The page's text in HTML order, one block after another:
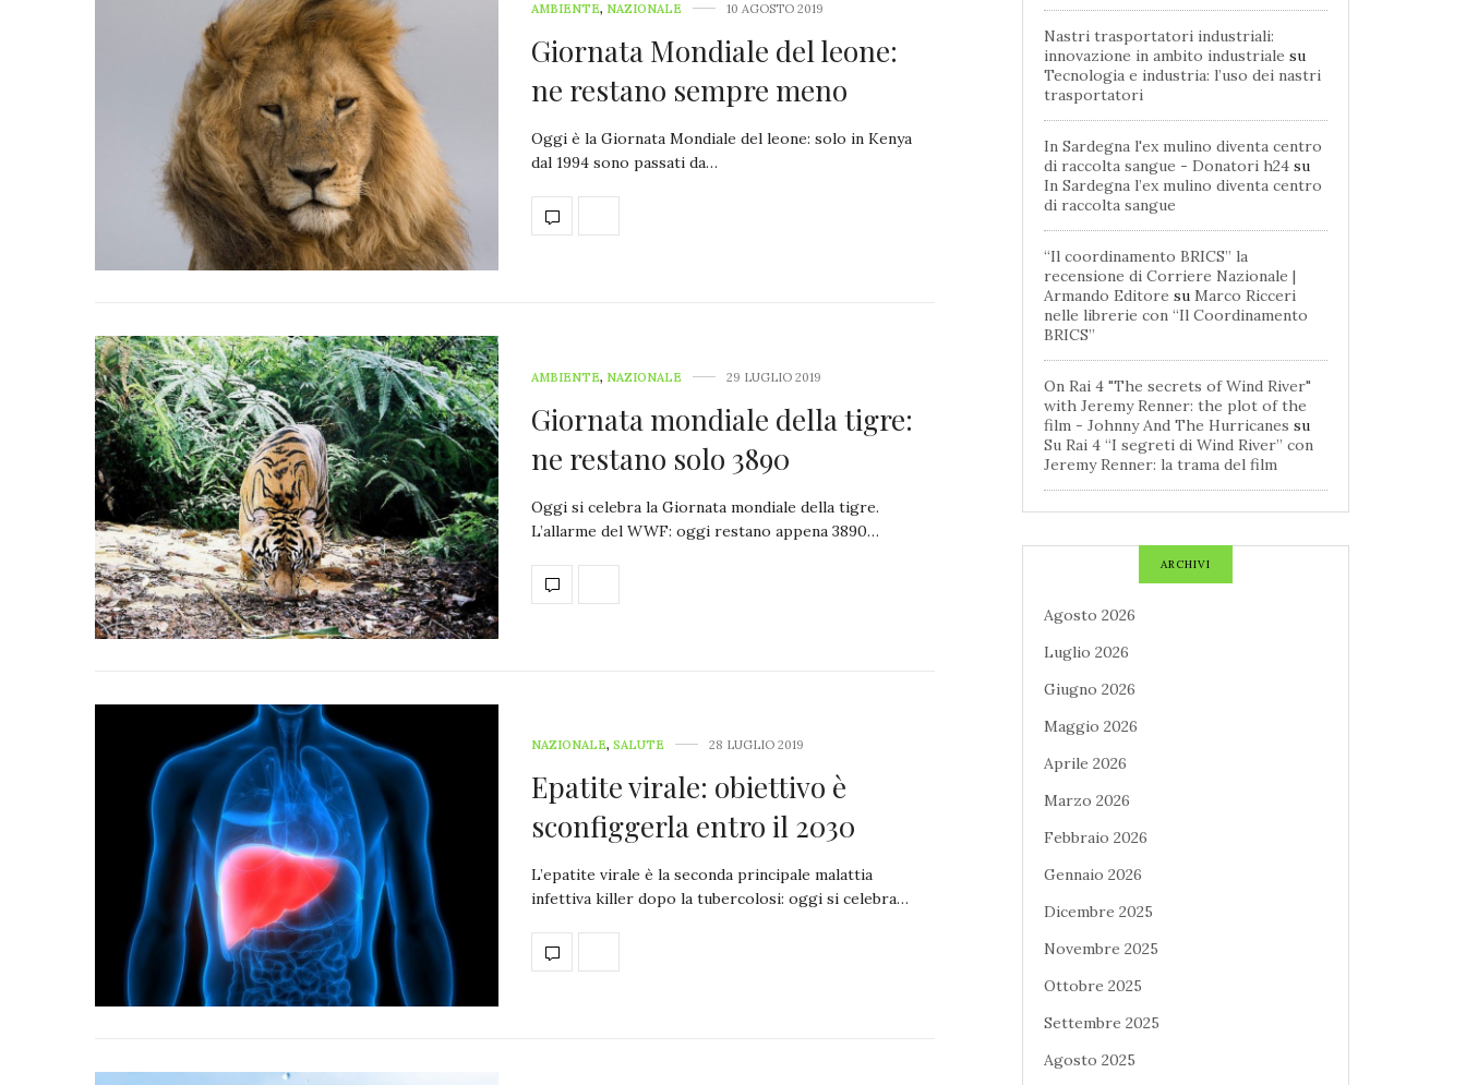
AMBIENTE, NAZIONALE 10 AGOSTO 2019
Giornata Mondiale del leone:
ne restano sempre meno
Oggi è la Giornata Mondiale del leone: solo in Kenya
dal 1994 sono passati da…
AMBIENTE, NAZIONALE 29 LUGLIO 2019
Giornata mondiale della tigre:
ne restano solo 3890
Oggi si celebra la Giornata mondiale della tigre.
L’allarme del WWF: oggi restano appena 3890…
NAZIONALE, SALUTE 28 LUGLIO 2019
Epatite virale: obiettivo è
sconfiggerla entro il 2030
L’epatite virale è la seconda principale malattia
infettiva killer dopo la tubercolosi: oggi si celebra…
Nastri trasportatori industriali:
innovazione in ambito industriale su
Tecnologia e industria: l’uso dei nastri
trasportatori
In Sardegna l'ex mulino diventa centro
di raccolta sangue - Donatori h24 su
In Sardegna l’ex mulino diventa centro
di raccolta sangue
“Il coordinamento BRICS” la
recensione di Corriere Nazionale |
Armando Editore su Marco Ricceri
nelle librerie con “Il Coordinamento
BRICS”
On Rai 4 "The secrets of Wind River"
with Jeremy Renner: the plot of the
film - Johnny And The Hurricanes su
Su Rai 4 “I segreti di Wind River” con
Jeremy Renner: la trama del film
ARCHIVI
Agosto 2026
Luglio 2026
Giugno 2026
Maggio 2026
Aprile 2026
Marzo 2026
Febbraio 2026
Gennaio 2026
Dicembre 2025
Novembre 2025
Ottobre 2025
Settembre 2025
Agosto 2025